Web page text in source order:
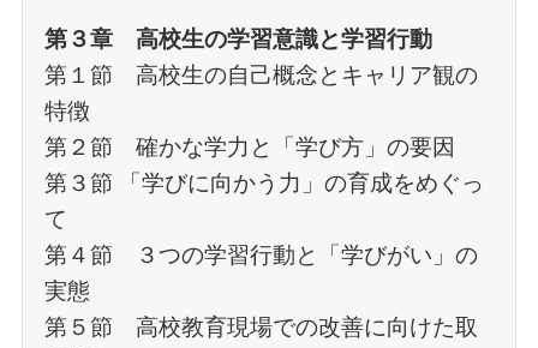
第３章 高校生の学習意識と学習行動
第１節 高校生の自己概念とキャリア観の
特徴
第２節 確かな学力と「学び方」の要因
第３節 「学びに向かう力」の育成をめぐっ
て
第４節 ３つの学習行動と「学びがい」の
実態
第５節 高校教育現場での改善に向けた取